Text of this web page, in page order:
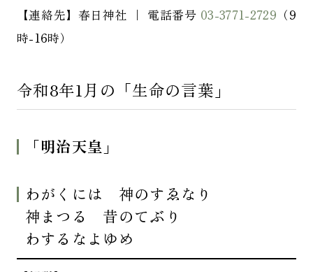
【連絡先】春日神社 ｜ 電話番号 03-3771-2729 （9
時-16時）
令和8年1月の「生命の言葉」
「明治天皇 」
わがくには 神のすゑなり
神まつる 昔のてぶり
わするなよゆめ